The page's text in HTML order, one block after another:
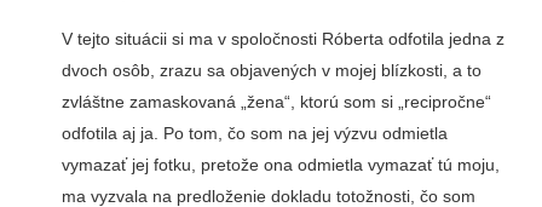
V tejto situácii si ma v spoločnosti Róberta odfotila jedna z
dvoch osôb, zrazu sa objavených v mojej blízkosti, a to
zvláštne zamaskovaná „žena“, ktorú som si „recipročne“
odfotila aj ja. Po tom, čo som na jej výzvu odmietla
vymazať jej fotku, pretože ona odmietla vymazať tú moju,
ma vyzvala na predloženie dokladu totožnosti, čo som